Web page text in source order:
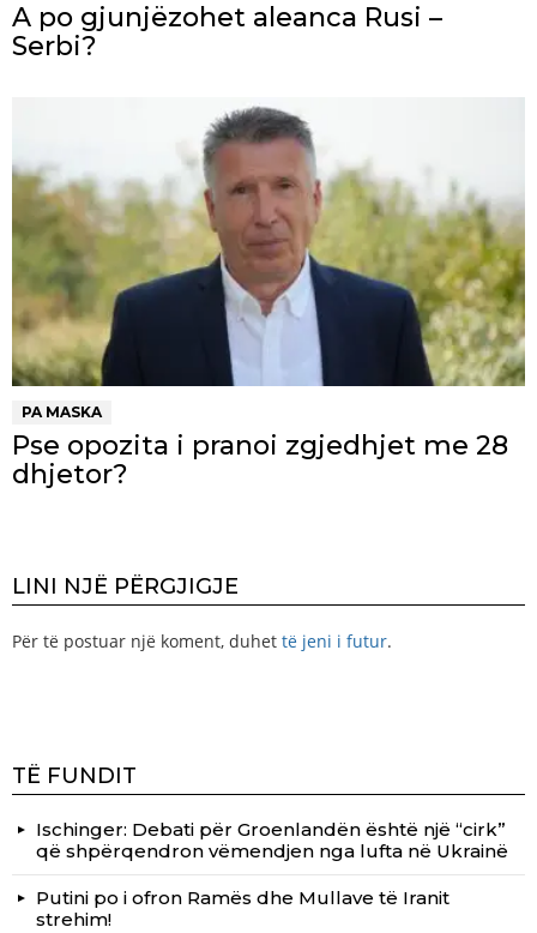
A po gjunjëzohet aleanca Rusi –
Serbi?
PA MASKA
Pse opozita i pranoi zgjedhjet me 28
dhjetor?
LINI NJË PËRGJIGJE
Për të postuar një koment, duhet të jeni i futur.
TË FUNDIT
Ischinger: Debati për Groenlandën është një “cirk”
që shpërqendron vëmendjen nga lufta në Ukrainë
Putini po i ofron Ramës dhe Mullave të Iranit
strehim!